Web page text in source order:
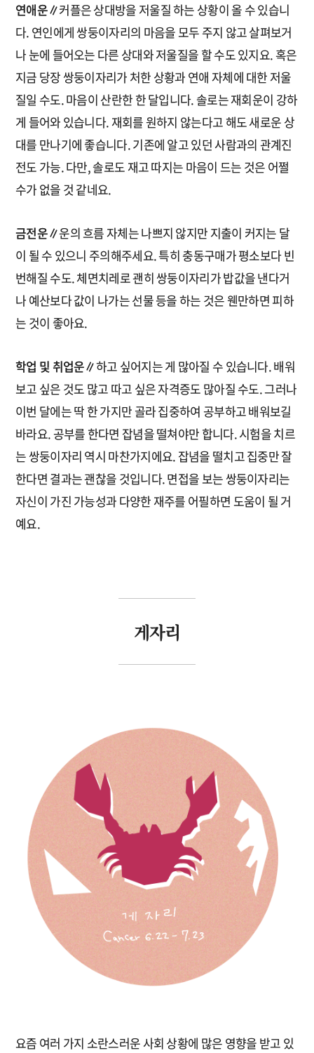
연애운∥커플은 상대방을 저울질 하는 상황이 올 수 있습니
다. 연인에게 쌍둥이자리의 마음을 모두 주지 않고 살펴보거
나 눈에 들어오는 다른 상대와 저울질을 할 수도 있지요. 혹은
지금 당장 쌍둥이자리가 처한 상황과 연애 자체에 대한 저울
질일 수도. 마음이 산란한 한 달입니다. 솔로는 재회운이 강하
게 들어와 있습니다. 재회를 원하지 않는다고 해도 새로운 상
대를 만나기에 좋습니다. 기존에 알고 있던 사람과의 관계진
전도 가능. 다만, 솔로도 재고 따지는 마음이 드는 것은 어쩔
수가 없을 것 같네요.
금전운∥운의 흐름 자체는 나쁘지 않지만 지출이 커지는 달
이 될 수 있으니 주의해주세요. 특히 충동구매가 평소보다 빈
번해질 수도. 체면치레로 괜히 쌍둥이자리가 밥값을 낸다거
나 예산보다 값이 나가는 선물 등을 하는 것은 웬만하면 피하
는 것이 좋아요.
학업 및 취업운∥하고 싶어지는 게 많아질 수 있습니다. 배워
보고 싶은 것도 많고 따고 싶은 자격증도 많아질 수도. 그러나
이번 달에는 딱 한 가지만 골라 집중하여 공부하고 배워보길
바라요. 공부를 한다면 잡념을 떨쳐야만 합니다. 시험을 치르
는 쌍둥이자리 역시 마찬가지에요. 잡념을 떨치고 집중만 잘
한다면 결과는 괜찮을 것입니다. 면접을 보는 쌍둥이자리는
자신이 가진 가능성과 다양한 재주를 어필하면 도움이 될 거
예요.
게자리
요즘 여러 가지 소란스러운 사회 상황에 많은 영향을 받고 있